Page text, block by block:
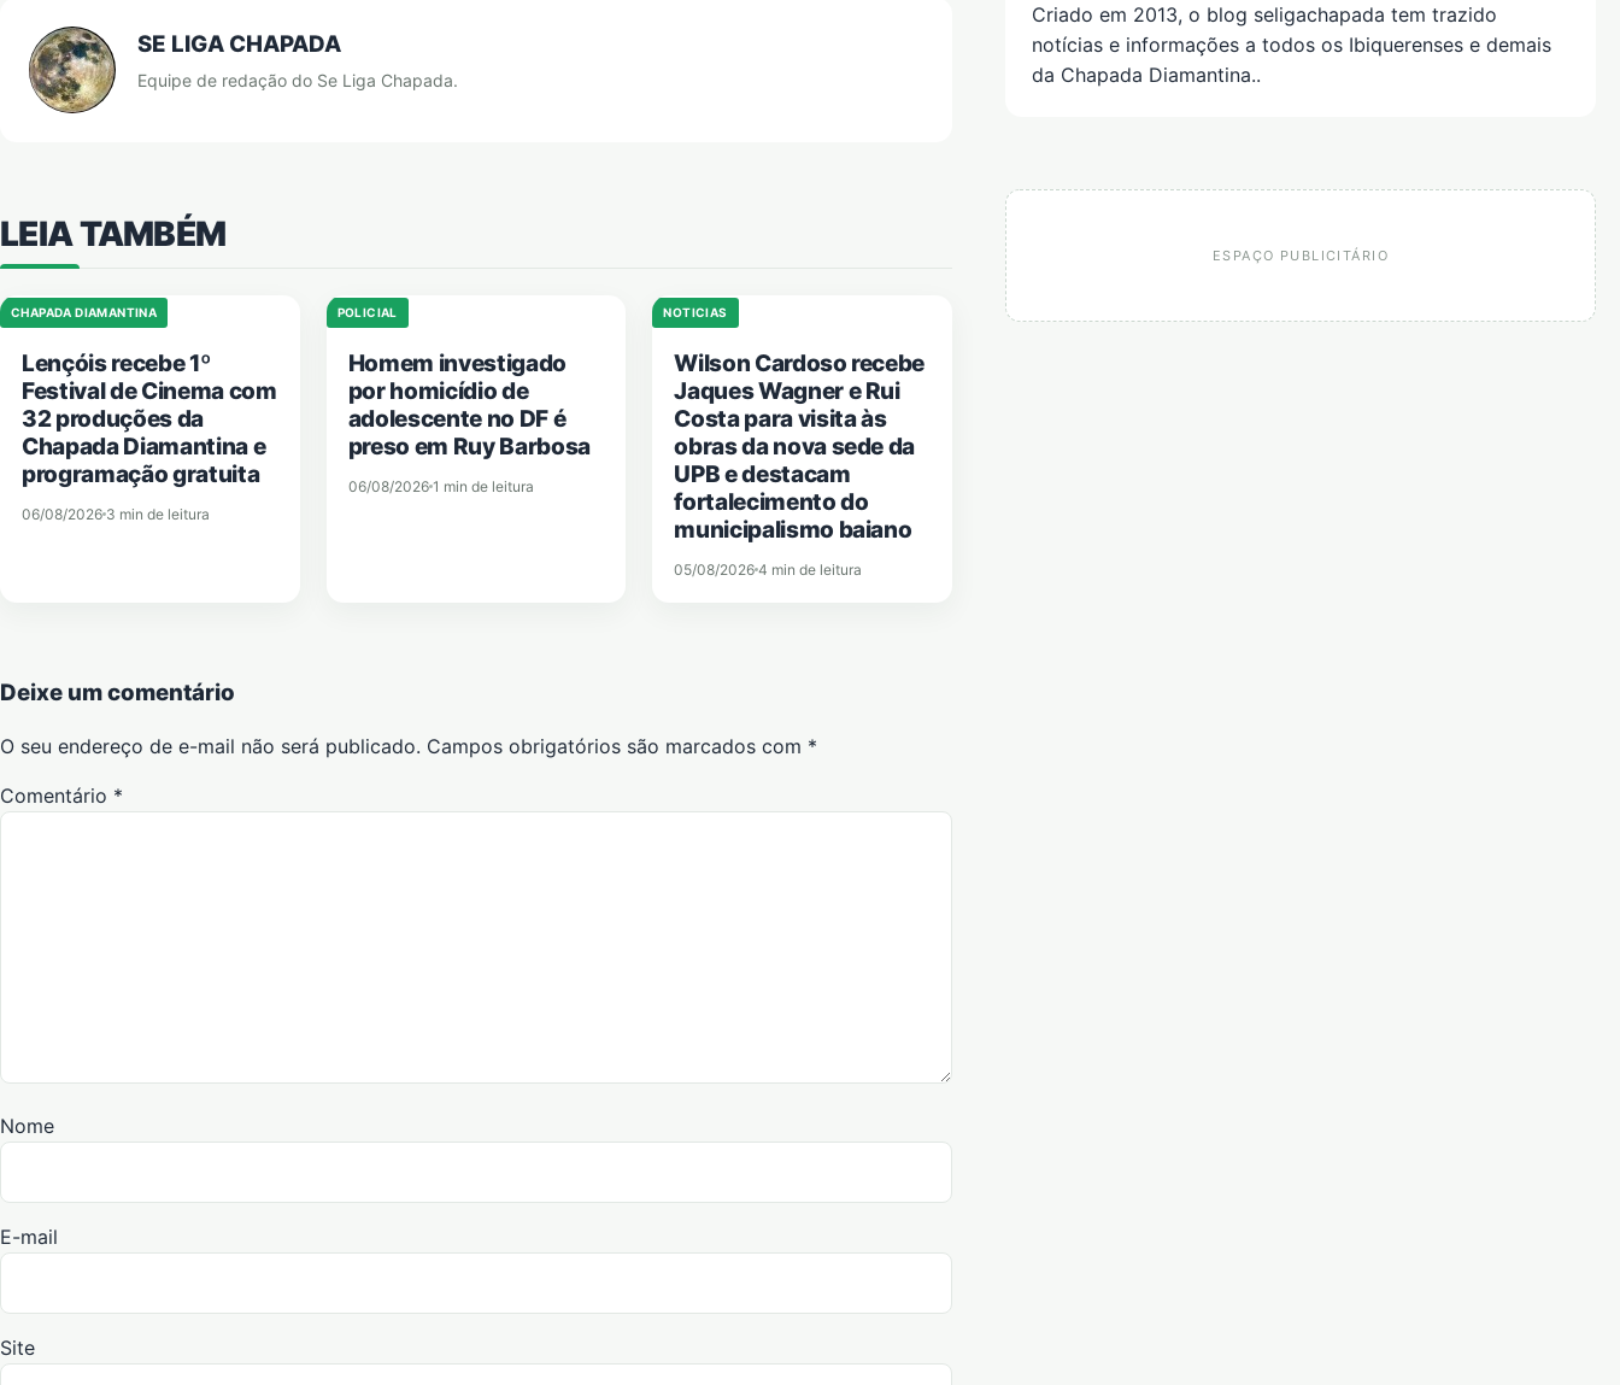
SE LIGA CHAPADA
Equipe de redação do Se Liga Chapada.
LEIA TAMBÉM
CHAPADA DIAMANTINA
Lençóis recebe 1º
Festival de Cinema com
32 produções da
Chapada Diamantina e
programação gratuita
06/08/2026 3 min de leitura
POLICIAL
Homem investigado
por homicídio de
adolescente no DF é
preso em Ruy Barbosa
06/08/2026 1 min de leitura
NOTICIAS
Wilson Cardoso recebe
Jaques Wagner e Rui
Costa para visita às
obras da nova sede da
UPB e destacam
fortalecimento do
municipalismo baiano
05/08/2026 4 min de leitura
Deixe um comentário
O seu endereço de e-mail não será publicado. Campos obrigatórios são marcados com *
Comentário *
Nome
E-mail
Site
Criado em 2013, o blog seligachapada tem trazido
notícias e informações a todos os Ibiquerenses e demais
da Chapada Diamantina..
ESPAÇO PUBLICITÁRIO